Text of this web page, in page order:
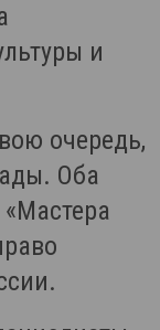
и
очередь,
Оба